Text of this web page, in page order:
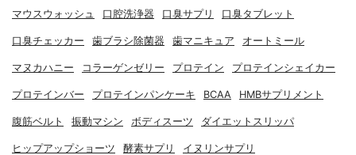
マウスウォッシュ 口腔洗浄器 口臭サプリ 口臭タブレット
口臭チェッカー 歯ブラシ除菌器 歯マニキュア オートミール
マヌカハニー コラーゲンゼリー プロテイン プロテインシェイカー
プロテインバー プロテインパンケーキ BCAA HMBサプリメント
腹筋ベルト 振動マシン ボディスーツ ダイエットスリッパ
ヒップアップショーツ 酵素サプリ イヌリンサプリ